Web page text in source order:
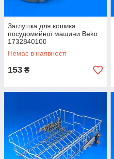
Заглушка для кошика
посудомийної машини Beko
1732840100
Немає в наявності
153 ₴